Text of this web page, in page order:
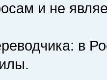
и не
в